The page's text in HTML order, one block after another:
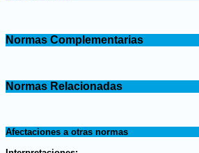
Normas Complementarias
Normas Relacionadas
Afectaciones a otras normas